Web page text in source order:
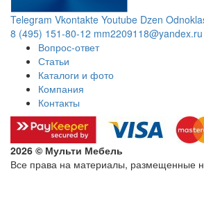
Telegram Vkontakte Youtube Dzen
8 (495) 151-80-12 mm2209118@yandex.ru
Вопрос-ответ
Статьи
Каталоги и фото
Компания
Контакты
2026 © Мульти Мебель
Все права на материалы, размещенные